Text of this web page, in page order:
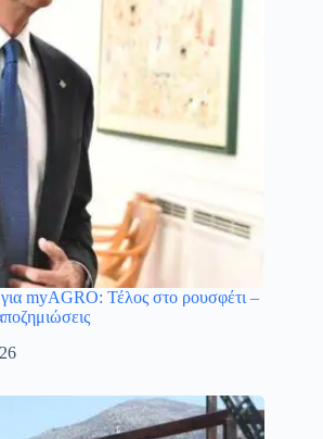
myAGRO: Τέλος στο ρουσφέτι –